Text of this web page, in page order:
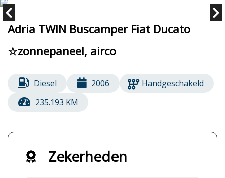
Adria TWIN Buscamper Fiat Ducato
☆zonnepaneel, airco
Diesel 2006
Handgeschakeld
235.193 KM
Zekerheden